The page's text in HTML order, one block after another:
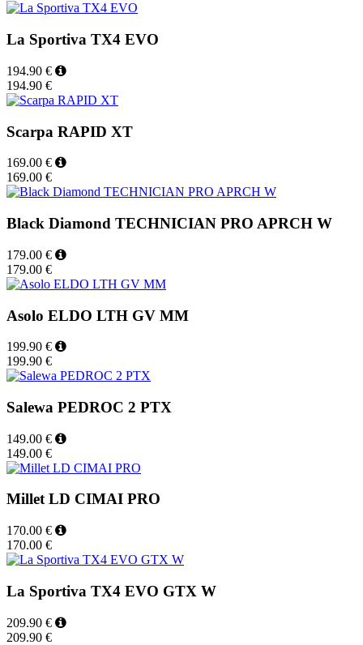
La Sportiva TX4 EVO
194.90 €
194.90 €
Scarpa RAPID XT
169.00 €
169.00 €
Black Diamond TECHNICIAN PRO APRCH W
179.00 €
179.00 €
Asolo ELDO LTH GV MM
199.90 €
199.90 €
Salewa PEDROC 2 PTX
149.00 €
149.00 €
Millet LD CIMAI PRO
170.00 €
170.00 €
La Sportiva TX4 EVO GTX W
209.90 €
209.90 €